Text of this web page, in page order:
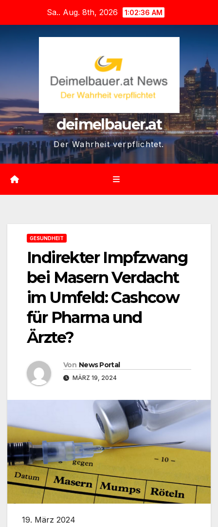
Sa.. Aug. 8th, 2026 1:02:37 AM
deimelbauer.at
Der Wahrheit verpflichtet.
GESUNDHEIT
Indirekter Impfzwang
bei Masern Verdacht
im Umfeld: Cashcow
für Pharma und
Ärzte?
Von News Portal
MÄRZ 19, 2024
19. März 2024